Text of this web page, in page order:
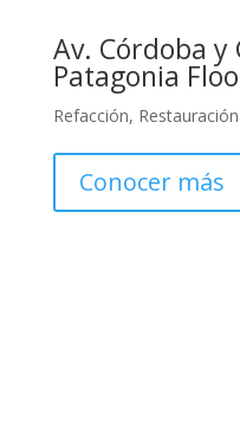
Av. Córdoba y
Patagonia
Refacción,
Conocer más